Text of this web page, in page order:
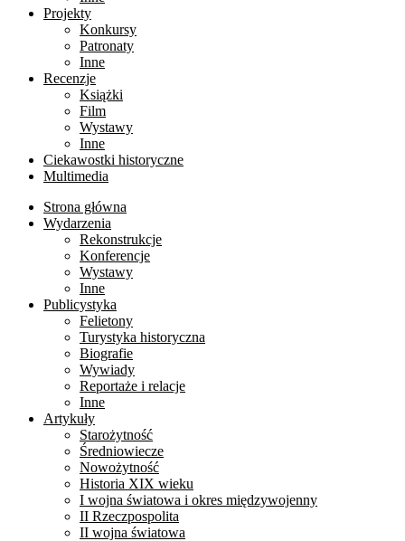
Projekty
Konkursy
Patronaty
Inne
Recenzje
Książki
Film
Wystawy
Inne
Ciekawostki historyczne
Multimedia
Strona główna
Wydarzenia
Rekonstrukcje
Konferencje
Wystawy
Inne
Publicystyka
Felietony
Turystyka historyczna
Biografie
Wywiady
Reportaże i relacje
Inne
Artykuły
Starożytność
Średniowiecze
Nowożytność
Historia XIX wieku
I wojna światowa i okres międzywojenny
II Rzeczpospolita
II wojna światowa